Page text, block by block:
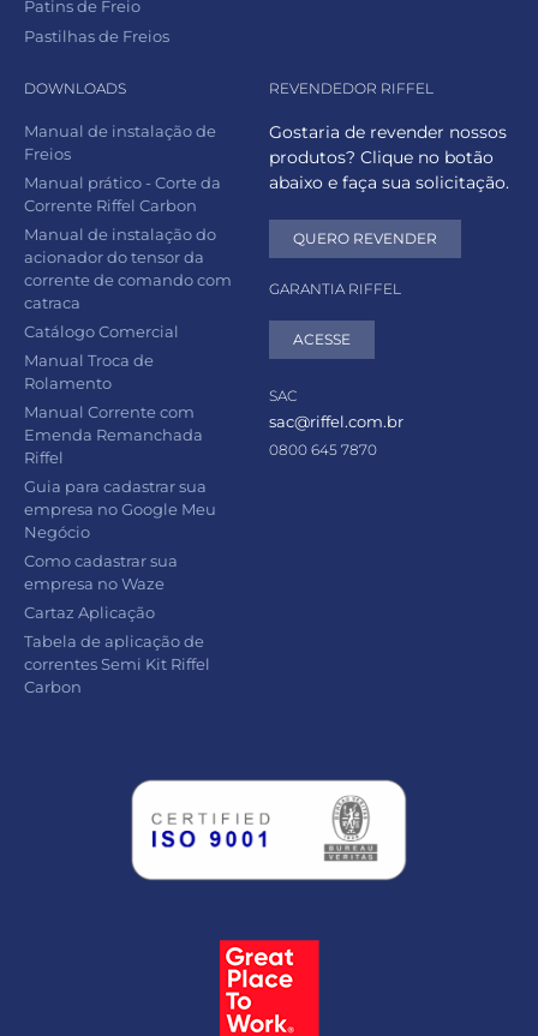
Patins de Freio
Pastilhas de Freios
DOWNLOADS
Manual de instalação de
Freios
Manual prático - Corte da
Corrente Riffel Carbon
Manual de instalação do
acionador do tensor da
corrente de comando com
catraca
Catálogo Comercial
Manual Troca de
Rolamento
Manual Corrente com
Emenda Remanchada
Riffel
Guia para cadastrar sua
empresa no Google Meu
Negócio
Como cadastrar sua
empresa no Waze
Cartaz Aplicação
Tabela de aplicação de
correntes Semi Kit Riffel
Carbon
REVENDEDOR RIFFEL
Gostaria de revender nossos
produtos? Clique no botão
abaixo e faça sua solicitação.
QUERO REVENDER
GARANTIA RIFFEL
ACESSE
SAC
sac@riffel.com.br
0800 645 7870